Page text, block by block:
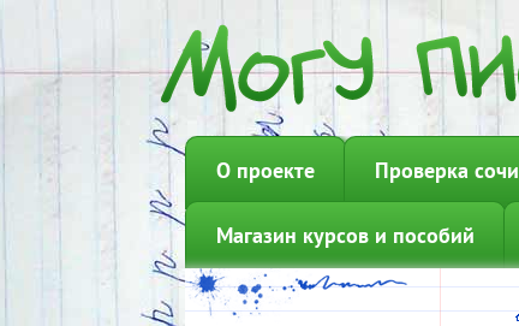
О проекте Проверка
Магазин курсов и пособий